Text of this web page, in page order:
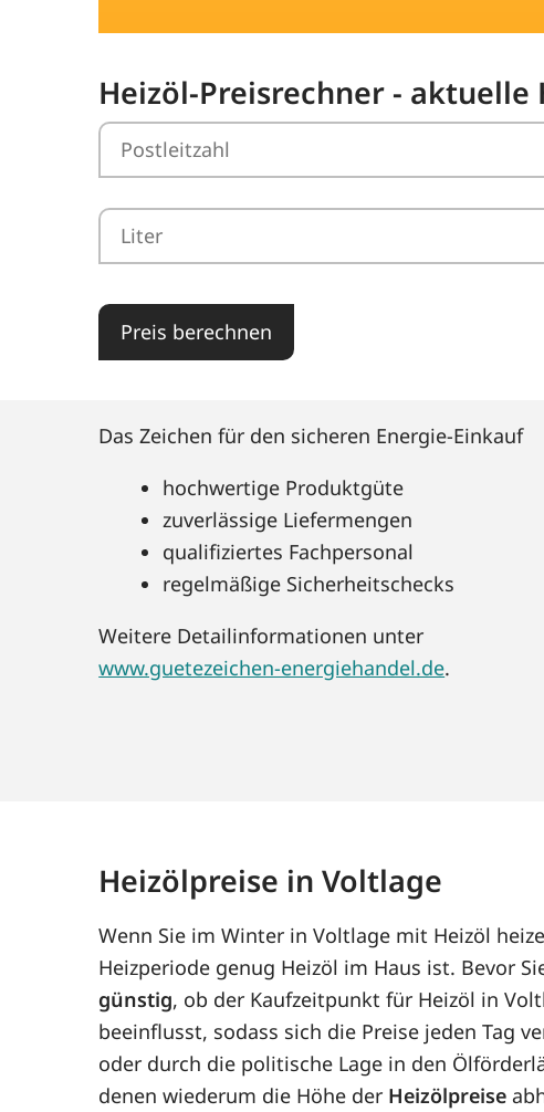
Heizöl-Preisrechner - aktuelle
Preis berechnen
Das Zeichen für den sicheren Energie-Einkauf
hochwertige Produktgüte
zuverlässige Liefermengen
qualifiziertes Fachpersonal
regelmäßige Sicherheitschecks
Weitere Detailinformationen unter
www.guetezeichen-energiehandel.de.
Heizölpreise in Voltlage
Wenn Sie im Winter in Voltlage mit Heizöl
Heizperiode genug Heizöl im Haus ist. Bevor
günstig, ob der Kaufzeitpunkt für Heizöl in
beeinflusst, sodass sich die Preise jeden Tag
oder durch die politische Lage in den
denen wiederum die Höhe der Heizölpreise